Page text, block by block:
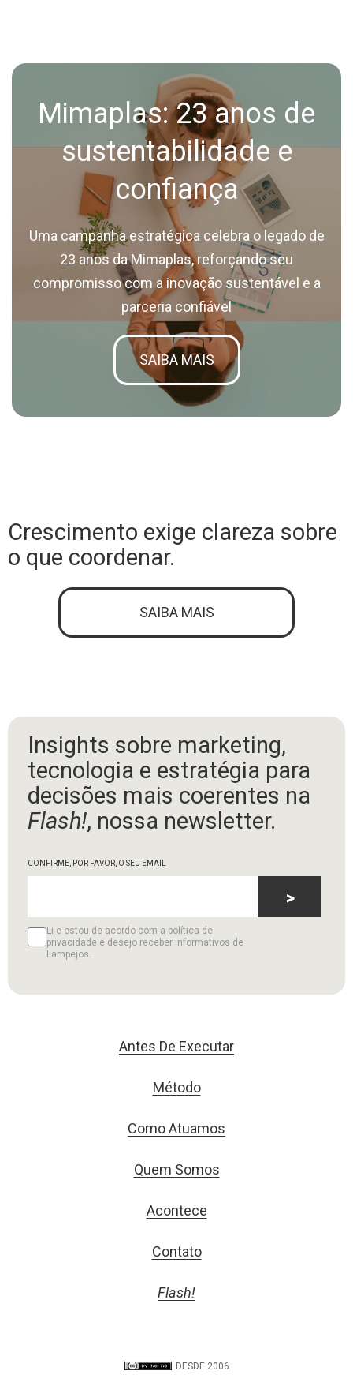
Mimaplas: 23 anos de
sustentabilidade e
confiança
Uma campanha estratégica celebra o legado de
23 anos da Mimaplas, reforçando seu
compromisso com a inovação sustentável e a
parceria confiável
SAIBA MAIS
Crescimento exige clareza sobre
o que coordenar.
SAIBA MAIS
Insights sobre marketing,
tecnologia e estratégia para
decisões mais coerentes na
Flash!, nossa newsletter.
CONFIRME, POR FAVOR, O SEU EMAIL
Li e estou de acordo com a política de
privacidade e desejo receber informativos de
Lampejos.
>
Antes De Executar
Método
Como Atuamos
Quem Somos
Acontece
Contato
Flash!
DESDE 2006